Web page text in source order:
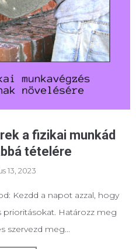
a fizikai munkád
tételére
13, 2023
Kezdd a napot azzal, hogy
prioritásokat. Határozz meg
szervezd meg...